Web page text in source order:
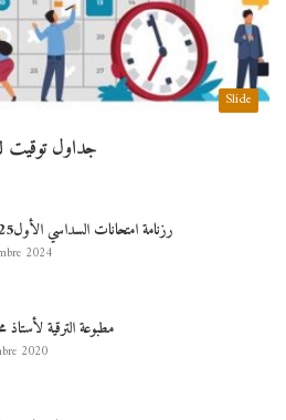
Slide
جداول توقيت
رزنامة امتحانات السداسي الأول2024/2025
2024
مطبوعة الترقية
2020